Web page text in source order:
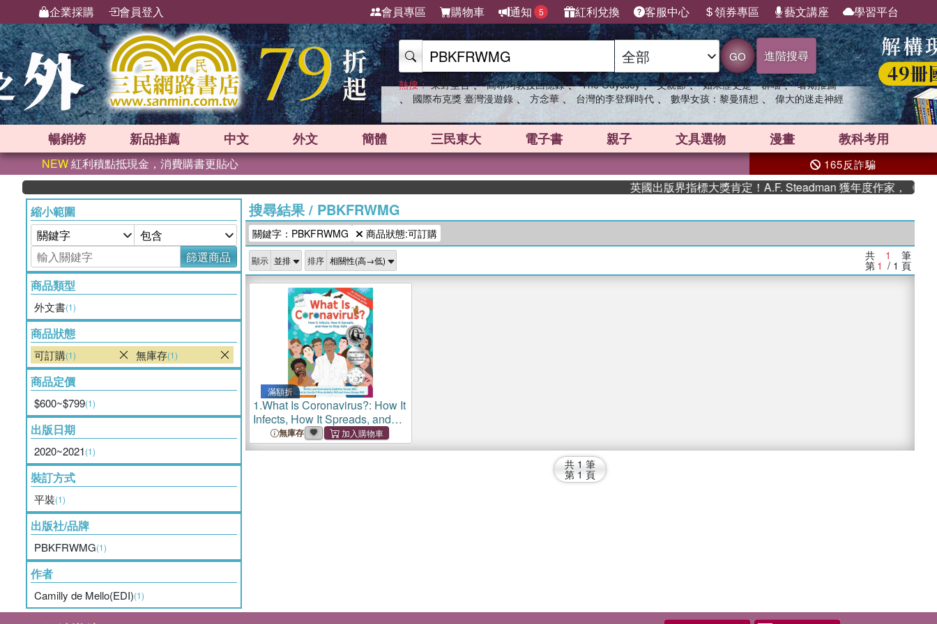
企業採購 會員登入 會員專區 購物車 通知 5 紅利兌換 客服中心 領券專區 藝文講座 學習平台
GO 進階搜尋
熱搜： 東野圭吾 、 高希均教授回憶錄 、 The Odyssey 、 父親節 、 如果歷史是一群喵 、 暑期推薦
、 國際布克獎 臺灣漫遊錄 、 方念華 、 台灣的李登輝時代 、 數學女孩：黎曼猜想 、 偉大的迷走神經
暢銷榜 新品推薦 中文 外文 簡體 三民東大 電子書 親子 文具選物 漫畫 教科考用
NEW紅利積點抵現金，消費購書更貼心 165反詐騙
英國出版界指標大獎肯定！A.F. Steadman 獲年度作家，《史坎
縮小範圍
篩選商品
商品類型
外文書(1)
商品狀態
可訂購(1) 無庫存(1)
商品定價
$600~$799(1)
出版日期
2020~2021(1)
裝訂方式
平裝(1)
出版社/品牌
PBKFRWMG(1)
作者
Camilly de Mello(EDI)(1)
搜尋結果/ PBKFRWMG
關鍵字：PBKFRWMG 商品狀態:可訂購
顯示 排序 共 1 筆
第 1 / 1 頁
滿額折
1.What Is Coronavirus?: How It
Infects, How It Spreads, and
How to Stay Safe
無庫存
共 1 筆
第 1 頁